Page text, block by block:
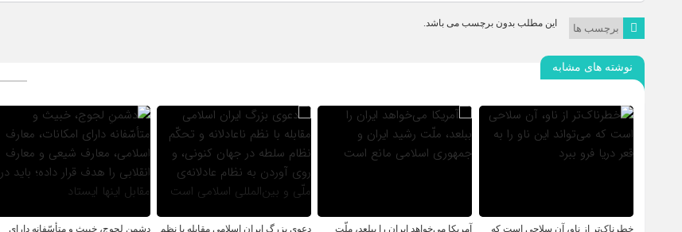
برچسب ها این مطلب بدون برچسب می باشد.
نوشته های مشابه
خطرناک‌تر از ناو، آن سلاحی است که
آمریکا می‌خواهد ایران را ببلعد، ملّت
دعوی بزرگ ایران اسلامی مقابله با نظم
دشمنِ لجوج، خبیث و متأسّفانه دارای